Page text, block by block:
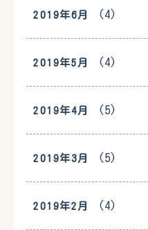
2019年6月 (4)
2019年5月 (4)
2019年4月 (5)
2019年3月 (5)
2019年2月 (4)